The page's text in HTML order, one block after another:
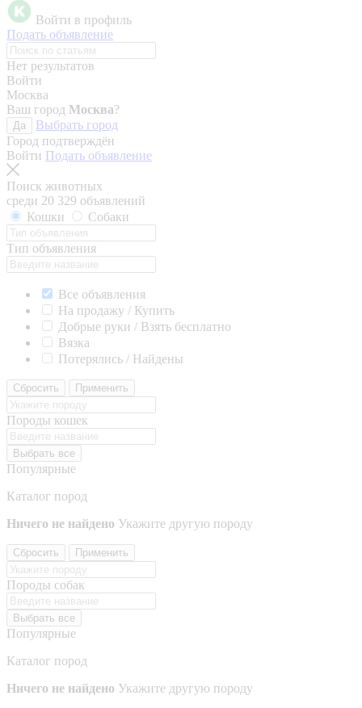
Войти в профиль
Подать объявление
Нет результатов
Войти
Москва
Ваш город Москва?
Да
Выбрать город
Город подтверждён
Войти Подать объявление
Поиск животных
среди 20 329 объявлений
Кошки
Собаки
Тип объявления
Все объявления
На продажу / Купить
Добрые руки / Взять бесплатно
Вязка
Потерялись / Найдены
Сбросить Применить
Породы кошек
Выбрать все
Популярные
Каталог пород
Ничего не найдено Укажите другую породу
Сбросить Применить
Породы собак
Выбрать все
Популярные
Каталог пород
Ничего не найдено Укажите другую породу